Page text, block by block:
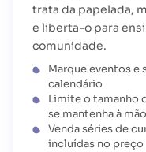
trata da papelada,
e liberta-o para
comunidade.
Marque eventos e
calendário
Limite o tamanho
se mantenha à mão
Venda séries de
incluídas no preço